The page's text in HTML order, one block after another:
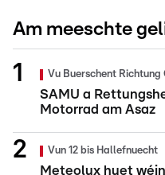
Am meeschte
Vu Buerschent Richtung
SAMU a
Motorrad am Asaz
Vun 12 bis Hallefnuecht
Meteolux huet